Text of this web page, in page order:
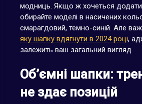
модниць. Якщо ж хочеться додати
обирайте моделі в насичених
смарагдовий, темно-синій. Але
яку шапку вдягнути в 2024 році,
залежить ваш загальний вигляд.
Об’ємні шапки:
не здає позицій